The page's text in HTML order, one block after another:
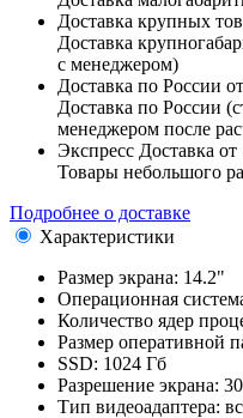
Доставка крупных
Доставка
с менеджером)
Доставка по России
Доставка по России
менеджером после
Экспресс Доставка от
Товары небольшого
Подробнее о доставке
Характеристики
Размер экрана: 14.2"
Операционная
Количество ядер
Размер оперативной
SSD: 1024 Гб
Разрешение экрана:
Тип видеоадаптера: